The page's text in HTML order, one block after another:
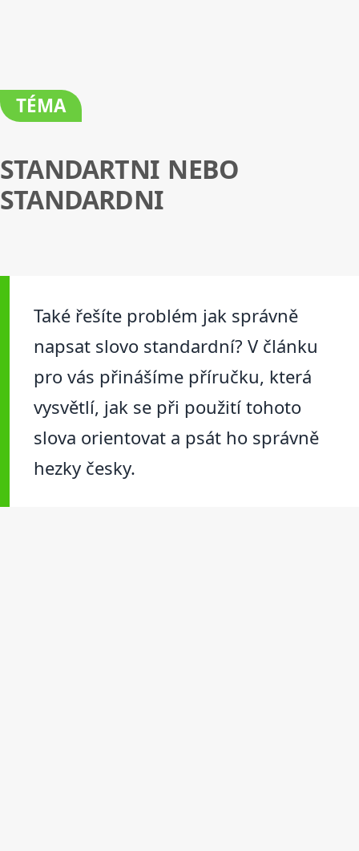
TÉMA
STANDARTNI NEBO
STANDARDNI
Také řešíte problém jak správně
napsat slovo standardní? V článku
pro vás přinášíme příručku, která
vysvětlí, jak se při použití tohoto
slova orientovat a psát ho správně
hezky česky.